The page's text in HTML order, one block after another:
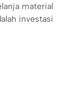
material
investasi